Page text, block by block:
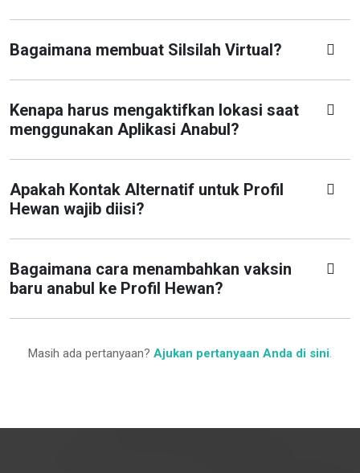
Bagaimana membuat Silsilah Virtual?
Kenapa harus mengaktifkan lokasi saat
menggunakan Aplikasi Anabul?
Apakah Kontak Alternatif untuk Profil
Hewan wajib diisi?
Bagaimana cara menambahkan vaksin
baru anabul ke Profil Hewan?
Masih ada pertanyaan? Ajukan pertanyaan Anda di sini.